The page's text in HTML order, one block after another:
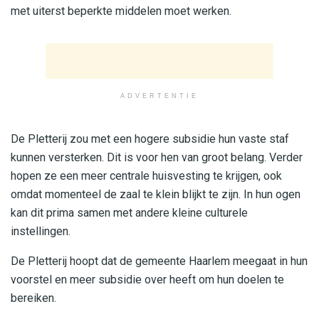
met uiterst beperkte middelen moet werken.
ADVERTENTIE
De Pletterij zou met een hogere subsidie hun vaste staf
kunnen versterken. Dit is voor hen van groot belang. Verder
hopen ze een meer centrale huisvesting te krijgen, ook
omdat momenteel de zaal te klein blijkt te zijn. In hun ogen
kan dit prima samen met andere kleine culturele
instellingen.
De Pletterij hoopt dat de gemeente Haarlem meegaat in hun
voorstel en meer subsidie over heeft om hun doelen te
bereiken.